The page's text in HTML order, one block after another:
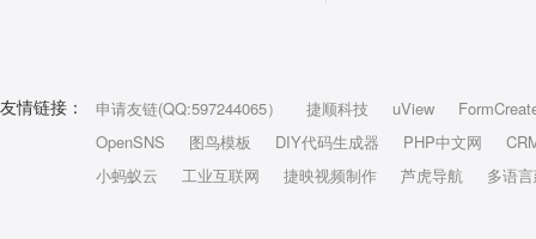
友情链接： 申请友链(QQ:597244065） 捷顺科技 uView
OpenSNS
图鸟模板 DIY代码生成器 PHP中文网
小蚂蚁云
工业互联网 捷映视频制作 芦虎导航 多语